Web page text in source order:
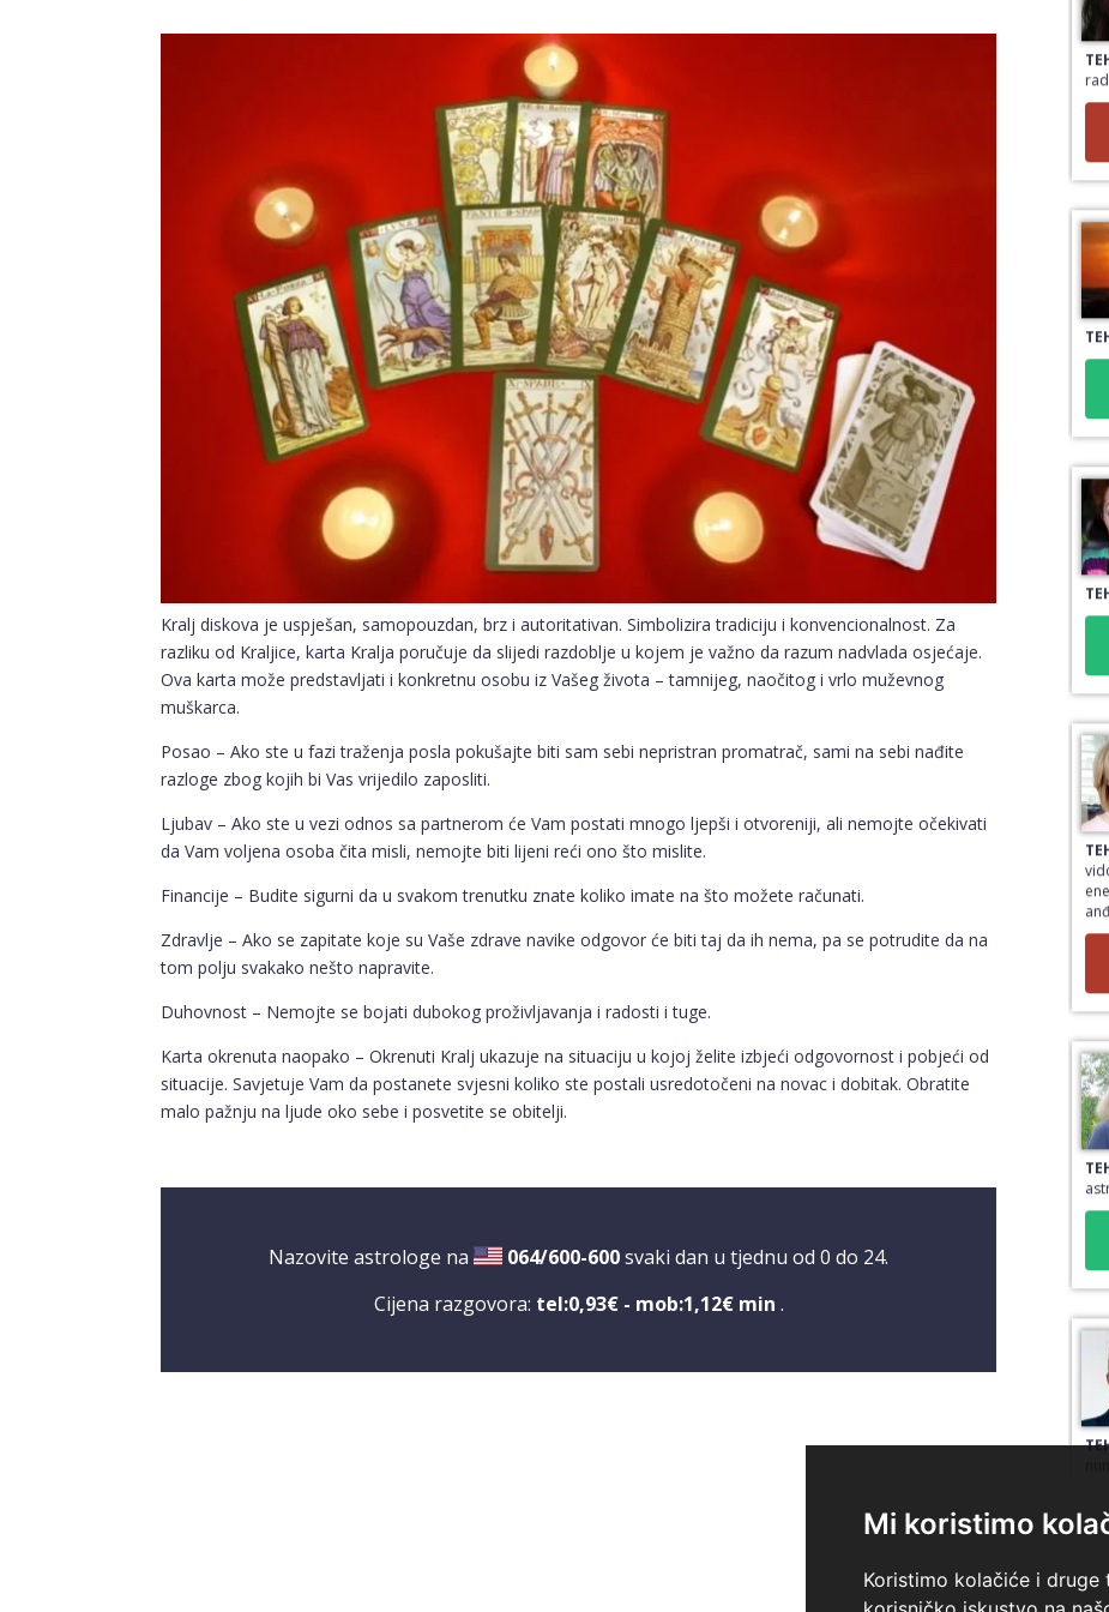
Mi koristimo
Koristimo kolačiće i
Kralj diskova je uspješan, samopouzdan, brz i autoritativan. Simbolizira tradiciju i konvencionalnost. Za
razliku od Kraljice, karta Kralja poručuje da slijedi razdoblje u kojem je važno da razum nadvlada osjećaje.
Ova karta može predstavljati i konkretnu osobu iz Vašeg života – tamnijeg, naočitog i vrlo muževnog
muškarca.
Posao – Ako ste u fazi traženja posla pokušajte biti sam sebi nepristran promatrač, sami na sebi nađite
razloge zbog kojih bi Vas vrijedilo zaposliti.
Ljubav – Ako ste u vezi odnos sa partnerom će Vam postati mnogo ljepši i otvoreniji, ali nemojte očekivati
da Vam voljena osoba čita misli, nemojte biti lijeni reći ono što mislite.
Financije – Budite sigurni da u svakom trenutku znate koliko imate na što možete računati.
Zdravlje – Ako se zapitate koje su Vaše zdrave navike odgovor će biti taj da ih nema, pa se potrudite da na
tom polju svakako nešto napravite.
Duhovnost – Nemojte se bojati dubokog proživljavanja i radosti i tuge.
Karta okrenuta naopako – Okrenuti Kralj ukazuje na situaciju u kojoj želite izbjeći odgovornost i pobjeći od
situacije. Savjetuje Vam da postanete svjesni koliko ste postali usredotočeni na novac i dobitak. Obratite
malo pažnju na ljude oko sebe i posvetite se obitelji.
Nazovite astrologe na 064/600-600 svaki dan u tjednu od 0 do 24.
Cijena razgovora: tel:0,93€ - mob:1,12€ min .